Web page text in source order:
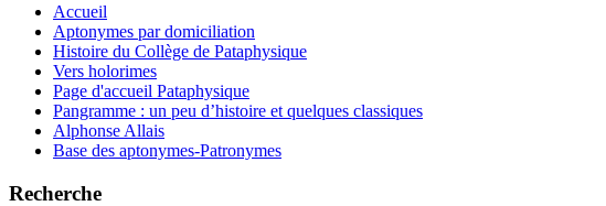
Accueil
Aptonymes par domiciliation
Histoire du Collège de Pataphysique
Vers holorimes
Page d'accueil Pataphysique
Pangramme : un peu d’histoire et quelques classiques
Alphonse Allais
Base des aptonymes-Patronymes
Recherche